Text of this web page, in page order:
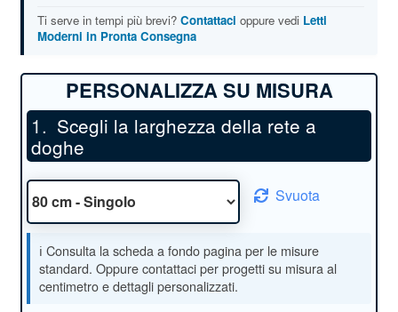
Ti serve in tempi più brevi? Contattaci oppure vedi Letti
Moderni in Pronta Consegna
Scegli la larghezza della rete a
doghe
Svuota